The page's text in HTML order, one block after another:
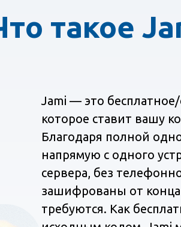
такое
Jami — это
которое ставит вашу
Благодаря полной
напрямую с одного
сервера, без
зашифрованы от
требуются. Как